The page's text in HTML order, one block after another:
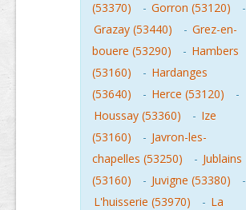
(53370)
- Gorron (53120)
-
Grazay (53440)
- Grez-en-
bouere (53290)
- Hambers
(53160)
- Hardanges
(53640)
- Herce (53120)
-
Houssay (53360)
- Ize
(53160)
- Javron-les-
chapelles (53250)
- Jublains
(53160)
- Juvigne (53380)
-
L'huisserie (53970)
- La